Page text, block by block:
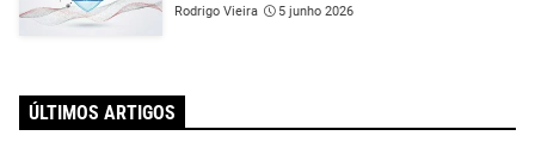
Rodrigo Vieira 5 junho 2026
ÚLTIMOS ARTIGOS